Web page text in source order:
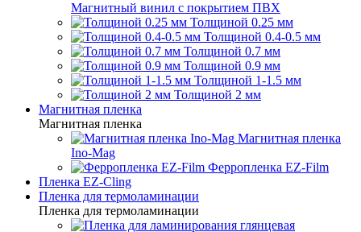
Магнитный винил с покрытием ПВХ
Толщиной 0.25 мм
Толщиной 0.4-0.5 мм
Толщиной 0.7 мм
Толщиной 0.9 мм
Толщиной 1-1.5 мм
Толщиной 2 мм
Магнитная пленка
Магнитная пленка
Магнитная пленка
Ino-Mag
Ферропленка EZ-Film
Пленка EZ-Cling
Пленка для термоламинации
Пленка для термоламинации